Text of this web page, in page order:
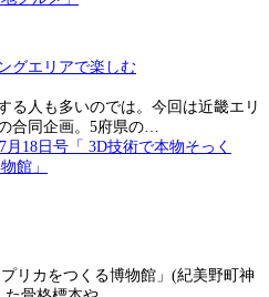
グエリアで楽しむ
る人も多いのでは。今回は近畿エリ
合同企画。5府県の…
リカをつくる博物館」(紀美野町神